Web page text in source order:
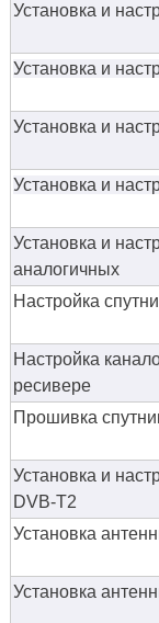
Установка и
Установка и
Установка и
Установка и
Установка и
аналогичных
Настройка
Настройка
ресивере
Прошивка
Установка и
DVB-T2
Установка
Установка